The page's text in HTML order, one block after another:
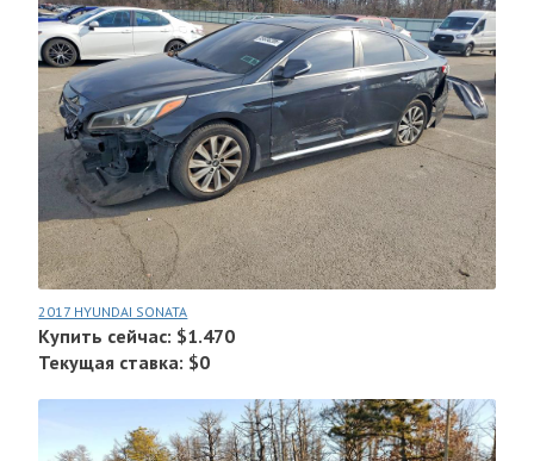
2017 HYUNDAI SONATA
Купить сейчас: $1.470
Текущая ставка: $0